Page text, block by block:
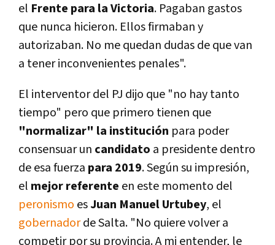
el Frente para la Victoria. Pagaban gastos
que nunca hicieron. Ellos firmaban y
autorizaban. No me quedan dudas de que van
a tener inconvenientes penales".
El interventor del PJ dijo que "no hay tanto
tiempo" pero que primero tienen que
"normalizar" la institución para poder
consensuar un candidato a presidente dentro
de esa fuerza para 2019. Según su impresión,
el mejor referente en este momento del
peronismo esJuan Manuel Urtubey, el
gobernadorde Salta. "No quiere volver a
competir por su provincia. A mi entender, le